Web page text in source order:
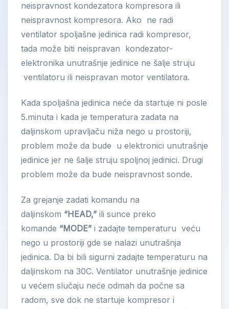
neispravnost kondezatora kompresora ili
neispravnost kompresora. Ako ne radi
ventilator spoljašne jedinica radi kompresor,
tada može biti neispravan kondezator-
elektronika unutrašnje jedinice ne šalje struju
ventilatoru ili neispravan motor ventilatora.
Kada spoljašna jedinica neće da startuje ni posle
5.minuta i kada je temperatura zadata na
daljinskom upravljaču niža nego u prostoriji,
problem može da bude u elektronici unutrašnje
jedinice jer ne šalje struju spoljnoj jedinici. Drugi
problem može da bude neispravnost sonde.
Za grejanje zadati komandu na
daljinskom “HEAD,” ili sunce preko
komande “MODE” i zadajte temperaturu veću
nego u prostoriji gde se nalazi unutrašnja
jedinica. Da bi bili sigurni zadajte temperaturu na
daljinskom na 30C. Ventilator unutrašnje jedinice
u većem slučaju neće odmah da počne sa
radom, sve dok ne startuje kompresor i